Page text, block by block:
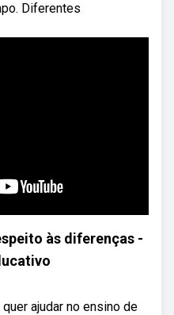
Diferentes
às diferenças -
ajudar no ensino de